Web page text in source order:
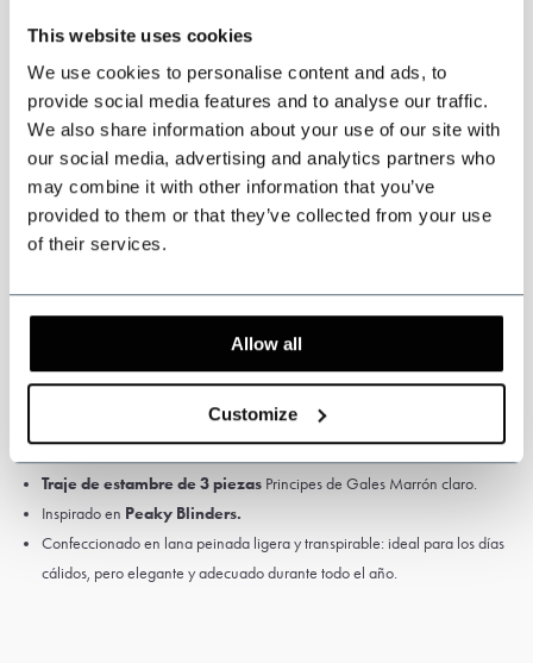
This website uses cookies
We use cookies to personalise content and ads, to
provide social media features and to analyse our traffic.
We also share information about your use of our site with
our social media, advertising and analytics partners who
may combine it with other information that you’ve
provided to them or that they’ve collected from your use
of their services.
Allow all
Customize
Mida con cuidado el tamaño correcto del traje. Si no tiene seguridad de
esto, hágalo medir por un sastre o por un sastre ambulante.
Especificaciones
Lana peinada de alta calidad, 75% lana
Traje de estambre de 3 piezas Principes de Gales Marrón claro.
Inspirado en Peaky Blinders.
Confeccionado en lana peinada ligera y transpirable: ideal para los días
cálidos, pero elegante y adecuado durante todo el año.